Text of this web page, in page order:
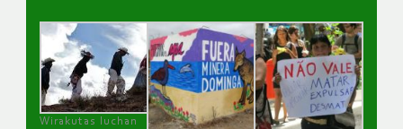
Wirakutas luchan